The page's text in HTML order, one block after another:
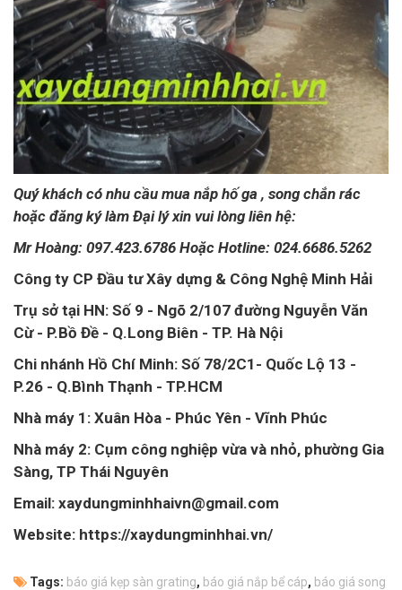
Quý khách có nhu cầu mua nắp hố ga , song chắn rác
hoặc đăng ký làm Đại lý xin vui lòng liên hệ:
Mr Hoàng: 097.423.6786 Hoặc Hotline: 024.6686.5262
Công ty CP Đầu tư Xây dựng & Công Nghệ Minh Hải
Trụ sở tại HN: Số 9 - Ngõ 2/107 đường Nguyễn Văn
Cừ - P.Bồ Đề - Q.Long Biên - TP. Hà Nội
Chi nhánh Hồ Chí Minh: Số 78/2C1- Quốc Lộ 13 -
P.26 - Q.Bình Thạnh - TP.HCM
Nhà máy 1: Xuân Hòa - Phúc Yên - Vĩnh Phúc
Nhà máy 2: Cụm công nghiệp vừa và nhỏ, phường Gia
Sàng, TP Thái Nguyên
Email: xaydungminhhaivn@gmail.com
Website: https://xaydungminhhai.vn/
Tags: báo giá kẹp sàn grating, báo giá nắp bể cáp, báo giá song